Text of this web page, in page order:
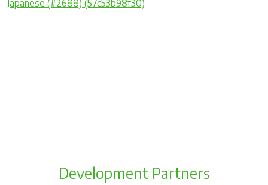
Japanese (#2688) (57c53b98f30)
Development Partners